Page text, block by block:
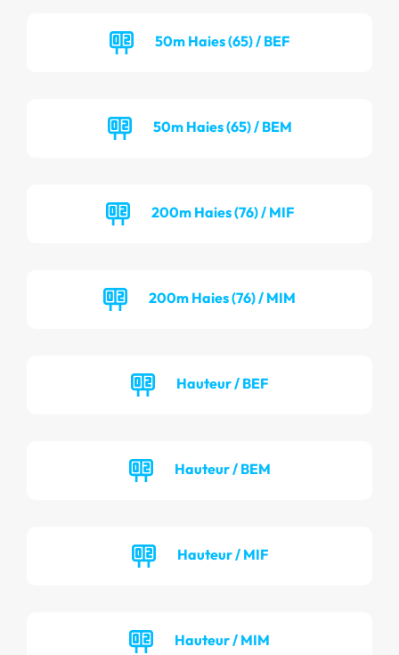
50m Haies (65) / BEF
50m Haies (65) / BEM
200m Haies (76) / MIF
200m Haies (76) / MIM
Hauteur / BEF
Hauteur / BEM
Hauteur / MIF
Hauteur / MIM